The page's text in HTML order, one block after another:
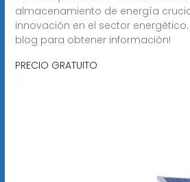
almacenamiento de energía
innovación en el sector energético.
blog para obtener información!
PRECIO GRATUITO